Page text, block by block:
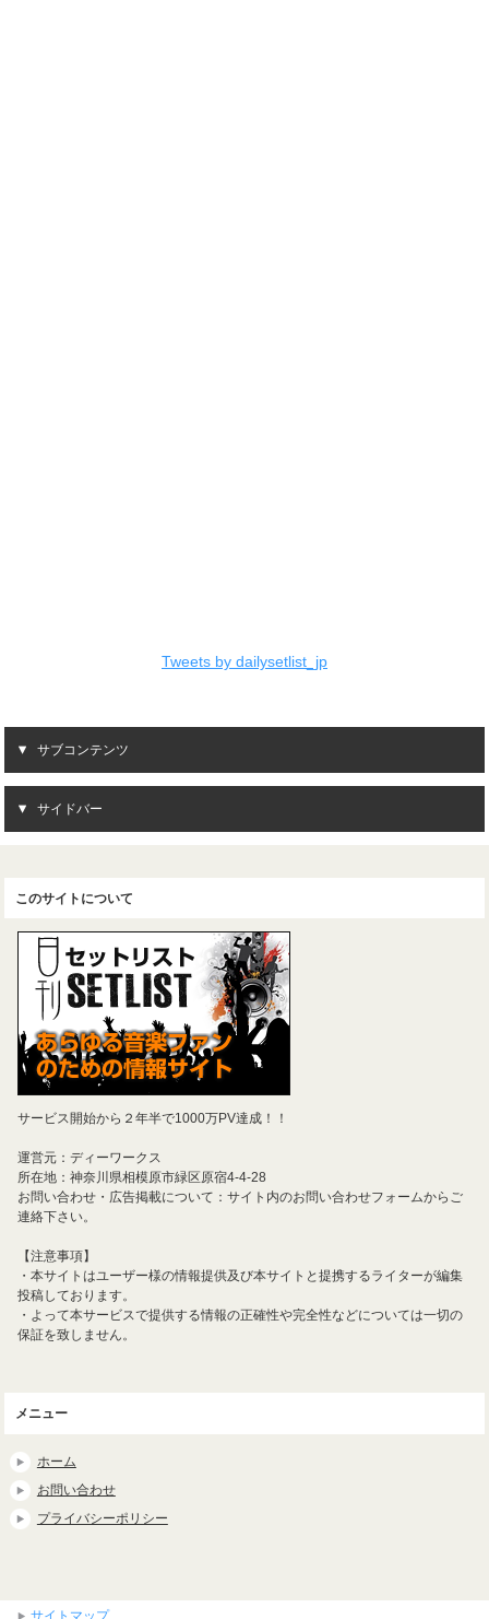
Tweets by dailysetlist_jp
サブコンテンツ
サイドバー
このサイトについて
サービス開始から２年半で1000万PV達成！！
運営元：ディーワークス
所在地：神奈川県相模原市緑区原宿4-4-28
お問い合わせ・広告掲載について：サイト内のお問い合わせフォームからご
連絡下さい。
【注意事項】
・本サイトはユーザー様の情報提供及び本サイトと提携するライターが編集
投稿しております。
・よって本サービスで提供する情報の正確性や完全性などについては一切の
保証を致しません。
メニュー
ホーム
お問い合わせ
プライバシーポリシー